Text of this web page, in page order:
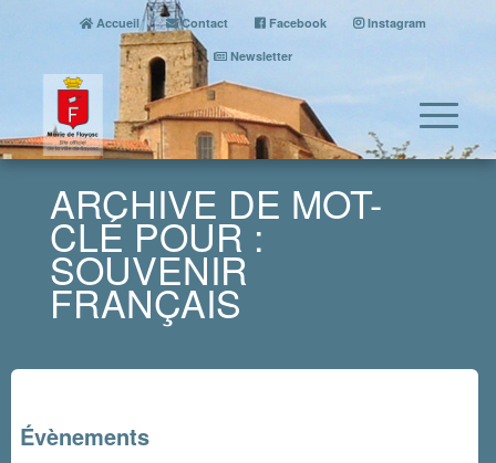
Accueil Contact Facebook
Instagram
Newsletter
ARCHIVE DE MOT-
CLÉ POUR :
SOUVENIR
FRANÇAIS
Évènements